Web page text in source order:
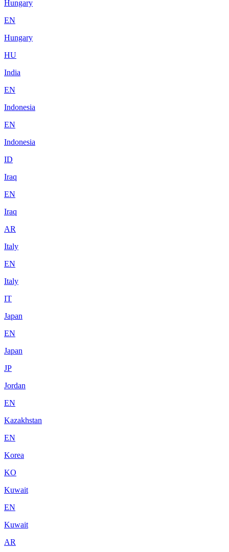
Hungary
EN
Hungary
HU
India
EN
Indonesia
EN
Indonesia
ID
Iraq
EN
Iraq
AR
Italy
EN
Italy
IT
Japan
EN
Japan
JP
Jordan
EN
Kazakhstan
EN
Korea
KO
Kuwait
EN
Kuwait
AR